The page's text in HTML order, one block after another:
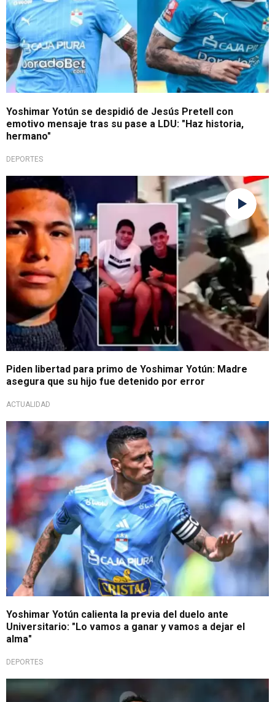
Yoshimar Yotún se despidió de Jesús Pretell con
emotivo mensaje tras su pase a LDU: "Haz historia,
hermano"
DEPORTES
De no creer
Piden libertad para primo de Yoshimar Yotún: Madre
asegura que su hijo fue detenido por error
ACTUALIDAD
Con todo
Yoshimar Yotún calienta la previa del duelo ante
Universitario: "Lo vamos a ganar y vamos a dejar el
alma"
DEPORTES